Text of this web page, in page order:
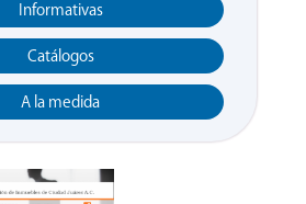
Informativas
Catálogos
A la medida